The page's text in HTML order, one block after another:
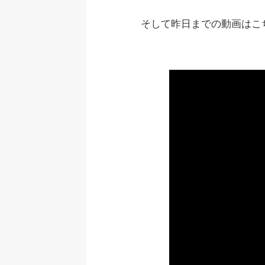
そして昨日までの動画はこ